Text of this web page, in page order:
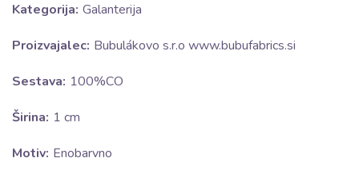
Kategorija: Galanterija
Proizvajalec: Bubulákovo s.r.o www.bubufabrics.si
Sestava: 100%CO
Širina: 1 cm
Motiv: Enobarvno